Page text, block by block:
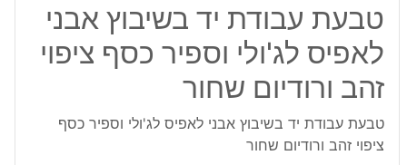
טבעת עבודת יד בשיבוץ אבני
לאפיס לג'ולי וספיר כסף ציפוי
זהב ורודיום שחור
טבעת עבודת יד בשיבוץ אבני לאפיס לג'ולי וספיר כסף
ציפוי זהב ורודיום שחור